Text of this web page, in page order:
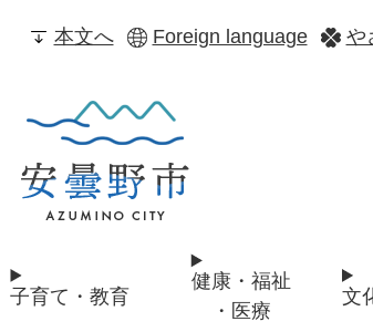
本文へ Foreign language や
子育て・教育
健康・福祉
・医療
文